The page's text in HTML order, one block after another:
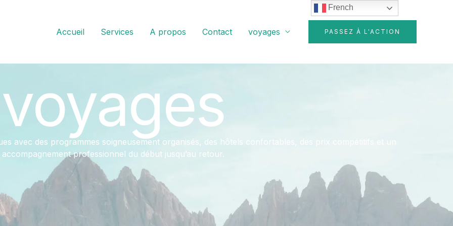
Accueil Services A propos Contact voyages PASSEZ À L'ACTION
voyages
avec des programmes soigneusement organisés, des hôtels confortables, des prix compétitifs et un
accompagnement professionnel du début jusqu’au retour.
French